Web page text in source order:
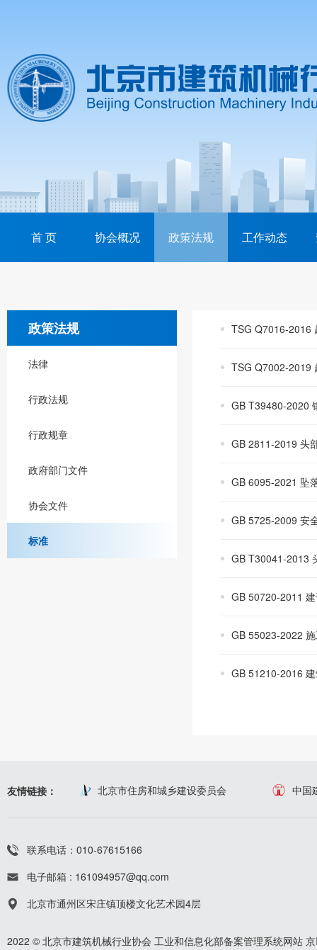
首 页 协会概况 政策法规 工作动态
政策法规
法律
行政法规
行政规章
政府部门文件
协会文件
标准
TSG Q7016-2016
TSG Q7002-2019
GB T39480-2020
GB 2811-2019 头
GB 6095-2021 坠
GB 5725-2009 安
GB T30041-2013
GB 50720-2011
GB 55023-2022
GB 51210-2016
友情链接： 北京市住房和城乡建设委员会 中国
联系电话：010-67615166
电子邮箱 : 161094957@qq.com
北京市通州区宋庄镇顶楼文化艺术园4层
2022 © 北京市建筑机械行业协会 工业和信息化部备案管理系统网站